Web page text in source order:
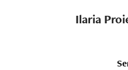
Ilaria